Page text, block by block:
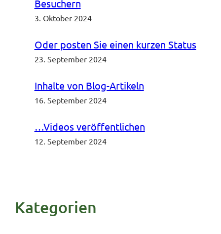
Besuchern
3. Oktober 2024
Oder posten Sie einen kurzen Status
23. September 2024
Inhalte von Blog-Artikeln
16. September 2024
…Videos veröffentlichen
12. September 2024
Kategorien